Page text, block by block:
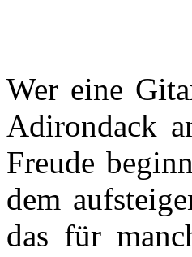
Wer eine
Adirondack
Freude
dem
das für